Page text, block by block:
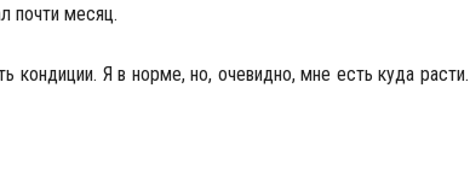
почти месяц.
кондиции. Я в норме, но, очевидно, мне есть куда расти.